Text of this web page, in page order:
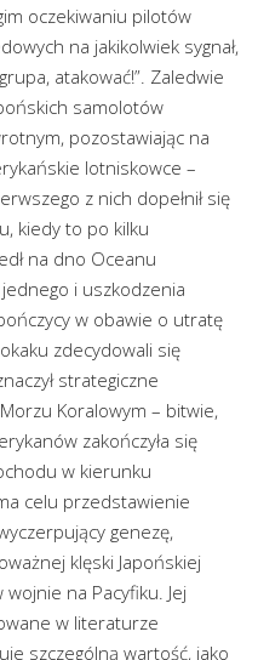
oczekiwaniu pilotów
na jakikolwiek sygnał,
atakować!”. Zaledwie
samolotów
pozostawiając na
lotniskowce –
z nich dopełnił się
kiedy to po kilku
na dno Oceanu
i uszkodzenia
w obawie o utratę
zdecydowali się
strategiczne
Koralowym – bitwie,
zakończyła się
w kierunku
celu przedstawienie
genezę,
klęski Japońskiej
na Pacyfiku. Jej
w literaturze
szczególną wartość, jako